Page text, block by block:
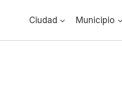
Ciudad Municipio